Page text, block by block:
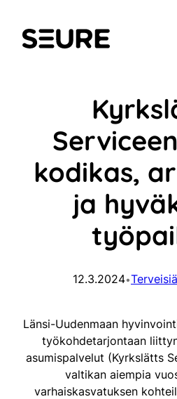
sisältöön
Seure
kodikas,
ja
12.3.2024•
Länsi-Uudenmaan
työkohdetarjontaan
asumispalvelut (Kyrkslätts
valtikan aiempia
varhaiskasvatuksen